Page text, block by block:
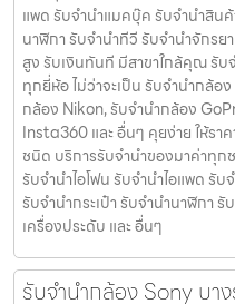
แพด รับจํานําแมคบุ๊ค รับจํานําสินค้
นาฬิกา รับจํานําทีวี รับจํานําจักรย
สูง รับเงินทันที มีสาขาใกล้คุณ รั
ทุกยี่ห้อ ไม่ว่าจะเป็น รับจำนำกล้อ
กล้อง Nikon, รับจำนำกล้อง
Insta360 และ อื่นๆ คุยง่าย ให้ร
ชนิด บริการรับจำนำของมาค่าทุก
รับจํานําไอโฟน รับจํานําไอแพด รั
รับจํานํากระเป๋า รับจํานํานาฬิกา
เครื่องประดับ และ อื่นๆ
รับจำนำกล้อง Sony บา